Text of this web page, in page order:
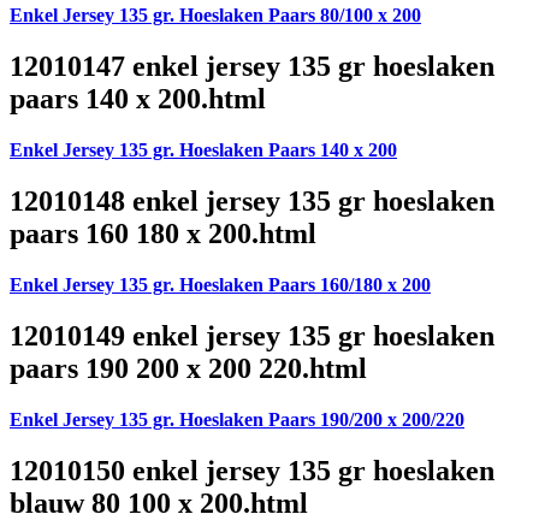
Enkel Jersey 135 gr. Hoeslaken Paars 80/100 x 200
12010147 enkel jersey 135 gr hoeslaken
paars 140 x 200.html
Enkel Jersey 135 gr. Hoeslaken Paars 140 x 200
12010148 enkel jersey 135 gr hoeslaken
paars 160 180 x 200.html
Enkel Jersey 135 gr. Hoeslaken Paars 160/180 x 200
12010149 enkel jersey 135 gr hoeslaken
paars 190 200 x 200 220.html
Enkel Jersey 135 gr. Hoeslaken Paars 190/200 x 200/220
12010150 enkel jersey 135 gr hoeslaken
blauw 80 100 x 200.html